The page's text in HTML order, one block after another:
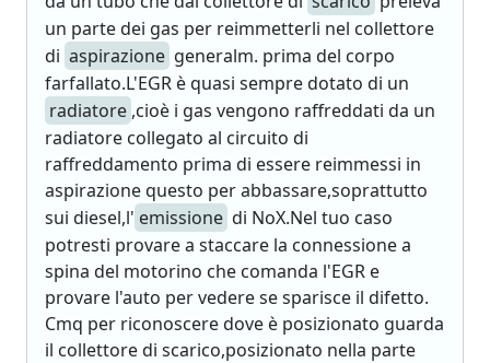
un parte dei gas per reimmetterli nel collettore
di aspirazione generalm. prima del corpo
farfallato.L'EGR è quasi sempre dotato di un
radiatore ,cioè i gas vengono raffreddati da un
radiatore collegato al circuito di
raffreddamento prima di essere reimmessi in
aspirazione questo per abbassare,soprattutto
sui diesel,l' emissione di NoX.Nel tuo caso
potresti provare a staccare la connessione a
spina del motorino che comanda l'EGR e
provare l'auto per vedere se sparisce il difetto.
Cmq per riconoscere dove è posizionato guarda
il collettore di scarico,posizionato nella parte